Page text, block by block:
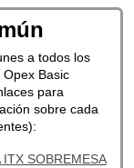
a todos los
Basic
para
sobre cada
ITX SOBREMESA